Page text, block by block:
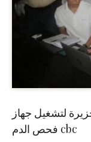
لتشغيل جهاز
فحص الدم cbc